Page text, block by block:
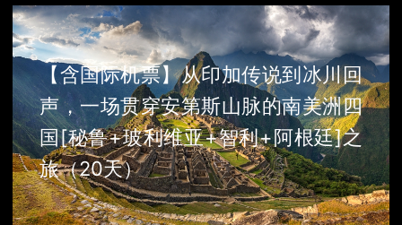
【含国际机票】从印加传说到冰川回
声，一场贯穿安第斯山脉的南美洲四
国[秘鲁+玻利维亚+智利+阿根廷]之
旅（20天）